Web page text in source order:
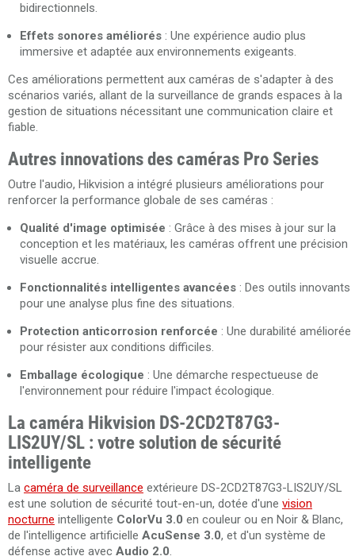
bidirectionnels.
Effets sonores améliorés : Une expérience audio plus
immersive et adaptée aux environnements exigeants.
Ces améliorations permettent aux caméras de s'adapter à des
scénarios variés, allant de la surveillance de grands espaces à la
gestion de situations nécessitant une communication claire et
fiable.
Autres innovations des caméras Pro Series
Outre l'audio, Hikvision a intégré plusieurs améliorations pour
renforcer la performance globale de ses caméras :
Qualité d'image optimisée : Grâce à des mises à jour sur la
conception et les matériaux, les caméras offrent une précision
visuelle accrue.
Fonctionnalités intelligentes avancées : Des outils innovants
pour une analyse plus fine des situations.
Protection anticorrosion renforcée : Une durabilité améliorée
pour résister aux conditions difficiles.
Emballage écologique : Une démarche respectueuse de
l'environnement pour réduire l'impact écologique.
La caméra Hikvision DS-2CD2T87G3-
LIS2UY/SL : votre solution de sécurité
intelligente
La caméra de surveillance extérieure DS-2CD2T87G3-LIS2UY/SL
est une solution de sécurité tout-en-un, dotée d'une vision
nocturne intelligente ColorVu 3.0 en couleur ou en Noir & Blanc,
de l'intelligence artificielle AcuSense 3.0, et d'un système de
défense active avec Audio 2.0.